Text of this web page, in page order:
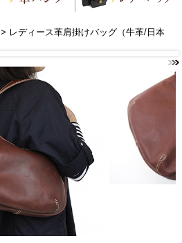
> レディース革肩掛けバッグ（牛革/日本